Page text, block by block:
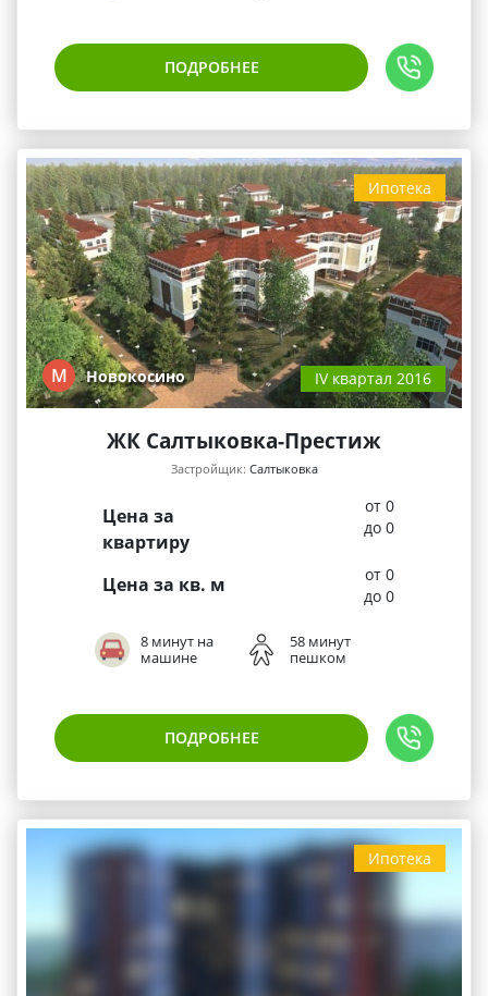
ПОДРОБНЕЕ
Ипотека
М Новокосино IV квартал 2016
ЖК Салтыковка-Престиж
Застройщик: Салтыковка
Цена за
квартиру
от 0
до 0
Цена за кв. м
от 0
до 0
8 минут на
машине
58 минут
пешком
ПОДРОБНЕЕ
Ипотека